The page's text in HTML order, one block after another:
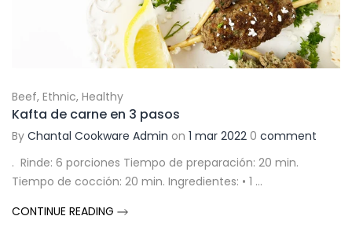
Beef, Ethnic, Healthy
Kafta de carne en 3 pasos
By Chantal Cookware Admin on 1 mar 2022 0 comment
. Rinde: 6 porciones Tiempo de preparación: 20 min.
Tiempo de cocción: 20 min. Ingredientes: • 1 ...
CONTINUE READING